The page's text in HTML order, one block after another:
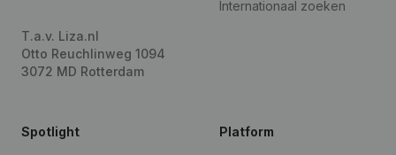
T.a.v. Liza.nl
Otto Reuchlinweg 1094
3072 MD Rotterdam
Internationaal zoeken
Spotlight Platform